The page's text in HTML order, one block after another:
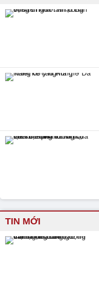
TIN MỚI